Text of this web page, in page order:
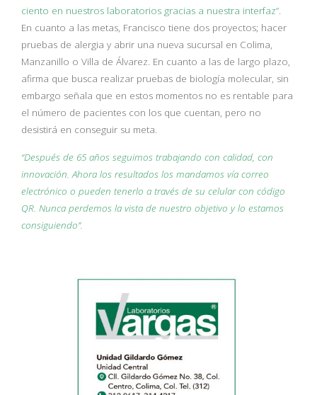
ciento en nuestros laboratorios gracias a nuestra interfaz”.
En cuanto a las metas, Francisco tiene dos proyectos; hacer
pruebas de alergia y abrir una nueva sucursal en Colima,
Manzanillo o Villa de Álvarez. En cuanto a las de largo plazo,
afirma que busca realizar pruebas de biología molecular, sin
embargo señala que en estos momentos no es rentable para
el número de pacientes con los que cuentan, pero no
desistirá en conseguir su meta.
“Después de 65 años seguimos trabajando con calidad, con
innovación. Ahora los resultados los mandamos vía correo
electrónico o pueden tenerlo a través de su celular con código
QR. Nunca perdemos la vista de nuestro objetivo y lo estamos
consiguiendo”.